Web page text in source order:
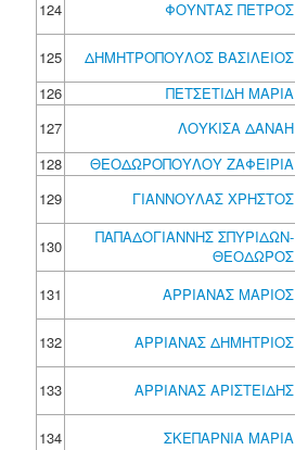
124 ΦΟΥΝΤΑΣ ΠΕΤΡΟΣ
125
ΔΗΜΗΤΡΟΠΟΥΛΟΣ ΒΑΣΙΛΕΙΟΣ
126
ΠΕΤΣΕΤΙΔΗ ΜΑΡΙΑ
127
ΛΟΥΚΙΣΑ ΔΑΝΑΗ
128
ΘΕΟΔΩΡΟΠΟΥΛΟΥ ΖΑΦΕΙΡΙΑ
129
ΓΙΑΝΝΟΥΛΑΣ ΧΡΗΣΤΟΣ
130
ΠΑΠΑΔΟΓΙΑΝΝΗΣ ΣΠΥΡΙΔΩΝ-
ΘΕΟΔΩΡΟΣ
131
ΑΡΡΙΑΝΑΣ ΜΑΡΙΟΣ
132
ΑΡΡΙΑΝΑΣ ΔΗΜΗΤΡΙΟΣ
133
ΑΡΡΙΑΝΑΣ ΑΡΙΣΤΕΙΔΗΣ
134
ΣΚΕΠΑΡΝΙΑ ΜΑΡΙΑ